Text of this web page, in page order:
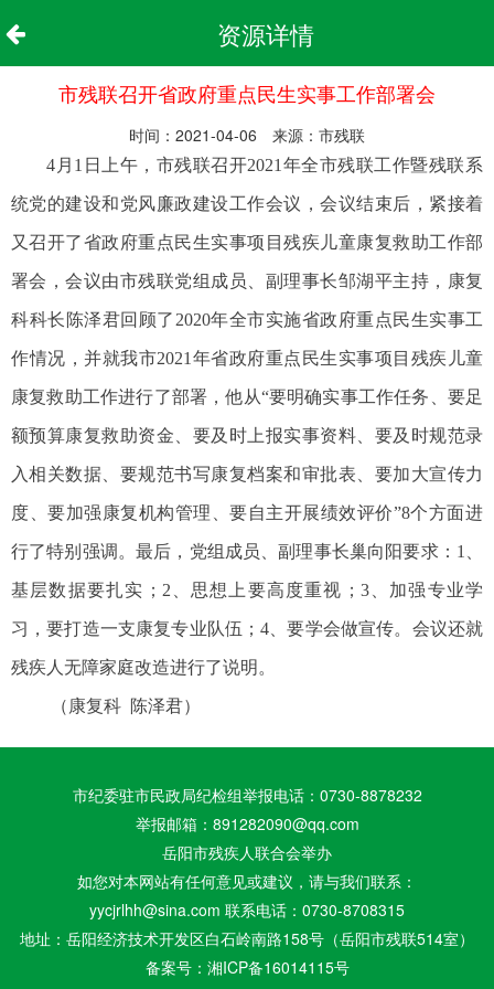
资源详情
市残联召开省政府重点民生实事工作部署会
时间：2021-04-06 来源：市残联
4月1日上午，市残联召开2021年全市残联工作暨残联系
统党的建设和党风廉政建设工作会议，会议结束后，紧接着
又召开了省政府重点民生实事项目残疾儿童康复救助工作部
署会，会议由市残联党组成员、副理事长邹湖平主持，康复
科科长陈泽君回顾了2020年全市实施省政府重点民生实事工
作情况，并就我市2021年省政府重点民生实事项目残疾儿童
康复救助工作进行了部署，他从“要明确实事工作任务、要足
额预算康复救助资金、要及时上报实事资料、要及时规范录
入相关数据、要规范书写康复档案和审批表、要加大宣传力
度、要加强康复机构管理、要自主开展绩效评价”8个方面进
行了特别强调。最后，党组成员、副理事长巢向阳要求：1、
基层数据要扎实；2、思想上要高度重视；3、加强专业学
习，要打造一支康复专业队伍；4、要学会做宣传。会议还就
残疾人无障家庭改造进行了说明。
（康复科 陈泽君）
市纪委驻市民政局纪检组举报电话：0730-8878232
举报邮箱：891282090@qq.com
岳阳市残疾人联合会举办
如您对本网站有任何意见或建议，请与我们联系：
yycjrlhh@sina.com 联系电话：0730-8708315
地址：岳阳经济技术开发区白石岭南路158号（岳阳市残联514室）
备案号：湘ICP备16014115号